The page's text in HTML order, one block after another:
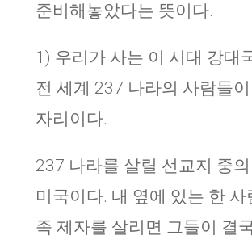
준비해놓았다는 뜻이다.
1) 우리가 사는 이 시대 강대
전 세계 237 나라의 사람들
자리이다.
237 나라를 살릴 선교지 중
미국이다. 내 옆에 있는 한 사
족 제자를 살리면 그들이 결